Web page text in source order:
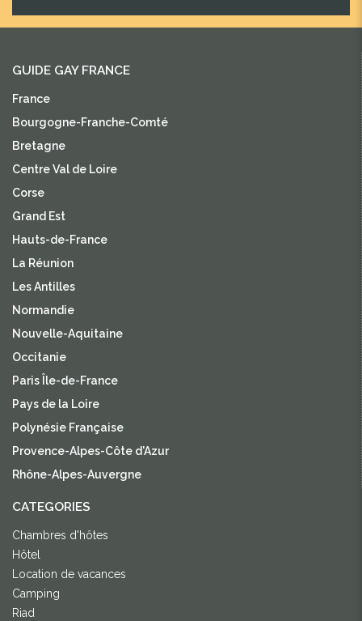
GUIDE GAY FRANCE
France
Bourgogne-Franche-Comté
Bretagne
Centre Val de Loire
Corse
Grand Est
Hauts-de-France
La Réunion
Les Antilles
Normandie
Nouvelle-Aquitaine
Occitanie
Paris Île-de-France
Pays de la Loire
Polynésie Française
Provence-Alpes-Côte d'Azur
Rhône-Alpes-Auvergne
CATEGORIES
Chambres d'hôtes
Hôtel
Location de vacances
Camping
Riad